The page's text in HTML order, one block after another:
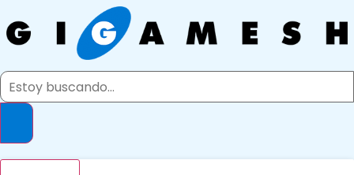
al
contenido
Search